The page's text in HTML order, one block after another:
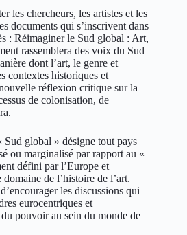
les chercheurs, les artistes et les
documents qui s’inscrivent dans
: Réimaginer le Sud global : Art,
rassemblera des voix du Sud
dont l’art, le genre et
contextes historiques et
réflexion critique sur la
de colonisation, de
Sud global » désigne tout pays
ou marginalisé par rapport au «
défini par l’Europe et
de l’histoire de l’art.
les discussions qui
eurocentriques et
pouvoir au sein du monde de